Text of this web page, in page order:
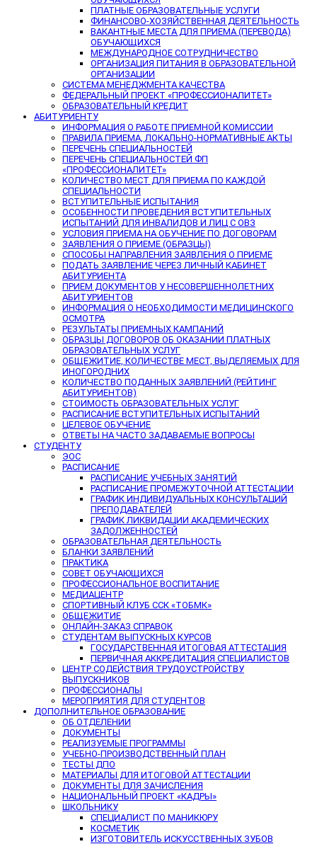
ПЛАТНЫЕ ОБРАЗОВАТЕЛЬНЫЕ УСЛУГИ
ФИНАНСОВО-ХОЗЯЙСТВЕННАЯ ДЕЯТЕЛЬНОСТЬ
ВАКАНТНЫЕ МЕСТА ДЛЯ ПРИЕМА (ПЕРЕВОДА)
ОБУЧАЮЩИХСЯ
МЕЖДУНАРОДНОЕ СОТРУДНИЧЕСТВО
ОРГАНИЗАЦИЯ ПИТАНИЯ В ОБРАЗОВАТЕЛЬНОЙ
ОРГАНИЗАЦИИ
СИСТЕМА МЕНЕДЖМЕНТА КАЧЕСТВА
ФЕДЕРАЛЬНЫЙ ПРОЕКТ «ПРОФЕССИОНАЛИТЕТ»
ОБРАЗОВАТЕЛЬНЫЙ КРЕДИТ
АБИТУРИЕНТУ
ИНФОРМАЦИЯ О РАБОТЕ ПРИЕМНОЙ КОМИССИИ
ПРАВИЛА ПРИЕМА, ЛОКАЛЬНО-НОРМАТИВНЫЕ АКТЫ
ПЕРЕЧЕНЬ СПЕЦИАЛЬНОСТЕЙ
ПЕРЕЧЕНЬ СПЕЦИАЛЬНОСТЕЙ ФП
«ПРОФЕССИОНАЛИТЕТ»
КОЛИЧЕСТВО МЕСТ ДЛЯ ПРИЕМА ПО КАЖДОЙ
СПЕЦИАЛЬНОСТИ
ВСТУПИТЕЛЬНЫЕ ИСПЫТАНИЯ
ОСОБЕННОСТИ ПРОВЕДЕНИЯ ВСТУПИТЕЛЬНЫХ
ИСПЫТАНИЙ ДЛЯ ИНВАЛИДОВ И ЛИЦ С ОВЗ
УСЛОВИЯ ПРИЕМА НА ОБУЧЕНИЕ ПО ДОГОВОРАМ
ЗАЯВЛЕНИЯ О ПРИЕМЕ (ОБРАЗЦЫ)
СПОСОБЫ НАПРАВЛЕНИЯ ЗАЯВЛЕНИЯ О ПРИЕМЕ
ПОДАТЬ ЗАЯВЛЕНИЕ ЧЕРЕЗ ЛИЧНЫЙ КАБИНЕТ
АБИТУРИЕНТА
ПРИЕМ ДОКУМЕНТОВ У НЕСОВЕРШЕННОЛЕТНИХ
АБИТУРИЕНТОВ
ИНФОРМАЦИЯ О НЕОБХОДИМОСТИ МЕДИЦИНСКОГО
ОСМОТРА
РЕЗУЛЬТАТЫ ПРИЕМНЫХ КАМПАНИЙ
ОБРАЗЦЫ ДОГОВОРОВ ОБ ОКАЗАНИИ ПЛАТНЫХ
ОБРАЗОВАТЕЛЬНЫХ УСЛУГ
ОБЩЕЖИТИЕ, КОЛИЧЕСТВЕ МЕСТ, ВЫДЕЛЯЕМЫХ ДЛЯ
ИНОГОРОДНИХ
КОЛИЧЕСТВО ПОДАННЫХ ЗАЯВЛЕНИЙ (РЕЙТИНГ
АБИТУРИЕНТОВ)
СТОИМОСТЬ ОБРАЗОВАТЕЛЬНЫХ УСЛУГ
РАСПИСАНИЕ ВСТУПИТЕЛЬНЫХ ИСПЫТАНИЙ
ЦЕЛЕВОЕ ОБУЧЕНИЕ
ОТВЕТЫ НА ЧАСТО ЗАДАВАЕМЫЕ ВОПРОСЫ
СТУДЕНТУ
ЭОС
РАСПИСАНИЕ
РАСПИСАНИЕ УЧЕБНЫХ ЗАНЯТИЙ
РАСПИСАНИЕ ПРОМЕЖУТОЧНОЙ АТТЕСТАЦИИ
ГРАФИК ИНДИВИДУАЛЬНЫХ КОНСУЛЬТАЦИЙ
ПРЕПОДАВАТЕЛЕЙ
ГРАФИК ЛИКВИДАЦИИ АКАДЕМИЧЕСКИХ
ЗАДОЛЖЕННОСТЕЙ
ОБРАЗОВАТЕЛЬНАЯ ДЕЯТЕЛЬНОСТЬ
БЛАНКИ ЗАЯВЛЕНИЙ
ПРАКТИКА
СОВЕТ ОБУЧАЮЩИХСЯ
ПРОФЕССИОНАЛЬНОЕ ВОСПИТАНИЕ
МЕДИАЦЕНТР
СПОРТИВНЫЙ КЛУБ ССК «ТОБМК»
ОБЩЕЖИТИЕ
ОНЛАЙН-ЗАКАЗ СПРАВОК
СТУДЕНТАМ ВЫПУСКНЫХ КУРСОВ
ГОСУДАРСТВЕННАЯ ИТОГОВАЯ АТТЕСТАЦИЯ
ПЕРВИЧНАЯ АККРЕДИТАЦИЯ СПЕЦИАЛИСТОВ
ЦЕНТР СОДЕЙСТВИЯ ТРУДОУСТРОЙСТВУ
ВЫПУСКНИКОВ
ПРОФЕССИОНАЛЫ
МЕРОПРИЯТИЯ ДЛЯ СТУДЕНТОВ
ДОПОЛНИТЕЛЬНОЕ ОБРАЗОВАНИЕ
ОБ ОТДЕЛЕНИИ
ДОКУМЕНТЫ
РЕАЛИЗУЕМЫЕ ПРОГРАММЫ
УЧЕБНО-ПРОИЗВОДСТВЕННЫЙ ПЛАН
ТЕСТЫ ДПО
МАТЕРИАЛЫ ДЛЯ ИТОГОВОЙ АТТЕСТАЦИИ
ДОКУМЕНТЫ ДЛЯ ЗАЧИСЛЕНИЯ
НАЦИОНАЛЬНЫЙ ПРОЕКТ «КАДРЫ»
ШКОЛЬНИКУ
СПЕЦИАЛИСТ ПО МАНИКЮРУ
КОСМЕТИК
ИЗГОТОВИТЕЛЬ ИСКУССТВЕННЫХ ЗУБОВ